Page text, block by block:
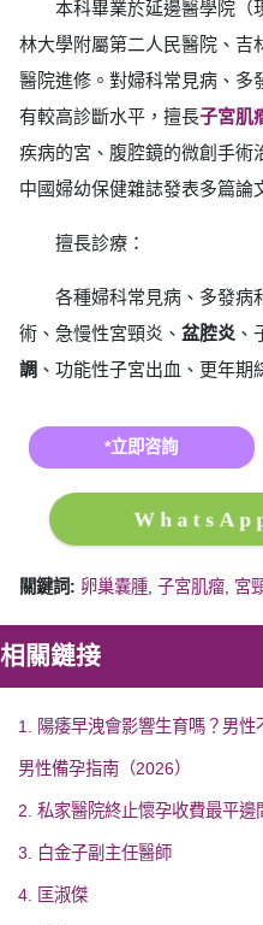
本科畢業於延邊醫學院（
林大學附屬第二人民醫院、吉
醫院進修。對婦科常見病、多
有較高診斷水平，擅長子宮肌
疾病的宮、腹腔鏡的微創手術
中國婦幼保健雜誌發表多篇論
擅長診療：
各種婦科常見病、多發病
術、急慢性宮頸炎、 盆腔炎 、
調 、功能性子宮出血、更年期
*立即咨詢
關鍵詞: 卵巢囊腫 子宮肌瘤 宮
相關鏈接
1. 陽痿早洩會影響生育嗎？男
男性備孕指南（2026）
2. 私家醫院終止懷孕收費最平
3. 白金子副主任醫師
4. 匡淑傑